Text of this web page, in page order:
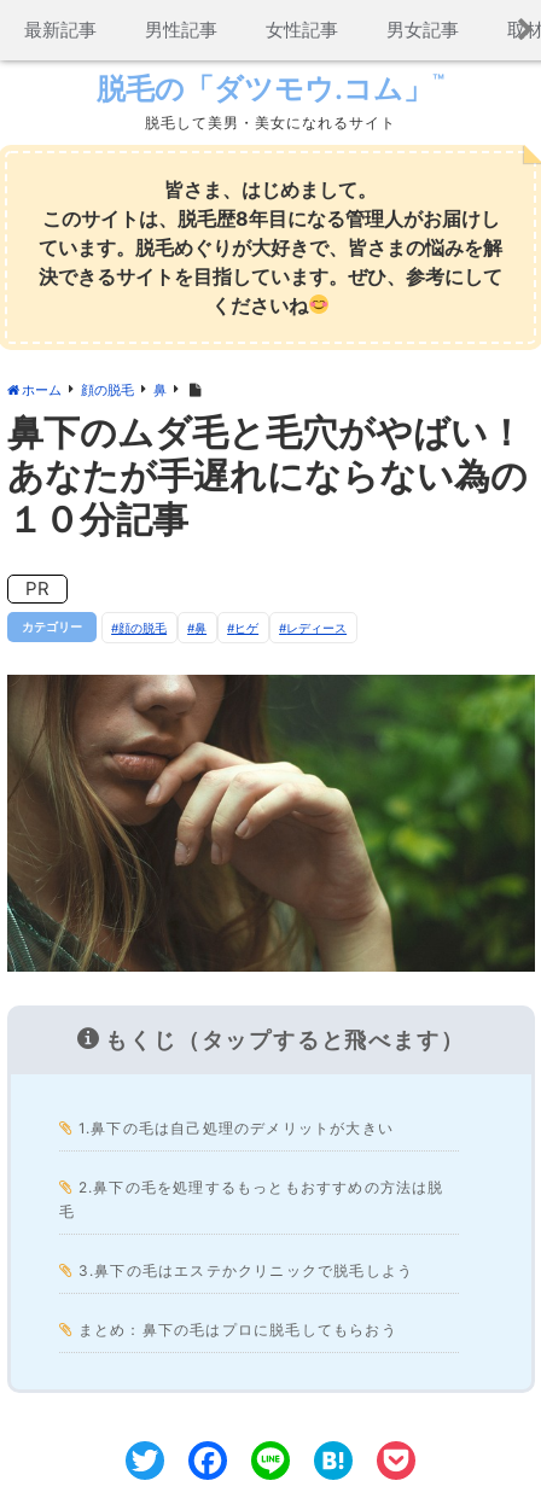
へ
ス
キ
ッ
プ
脱毛の「ダツモウ.コム」 ™
脱毛して美男・美女になれるサイト
皆さま、はじめまして。
このサイトは、脱毛歴8年目になる管理人がお届けし
ています。脱毛めぐりが大好きで、皆さまの悩みを解
決できるサイトを目指しています。ぜひ、参考にして
くださいね
ホーム 顔の脱毛 鼻
鼻下のムダ毛と毛穴がやばい！
あなたが手遅れにならない為の
１０分記事
PR
カテゴリー 顔の脱毛 鼻 ヒゲ レディース
もくじ（タップすると飛べます）
1.鼻下の毛は自己処理のデメリットが大きい
2.鼻下の毛を処理するもっともおすすめの方法は脱
毛
3.鼻下の毛はエステかクリニックで脱毛しよう
まとめ：鼻下の毛はプロに脱毛してもらおう
TwitterFacebook
Line Hatena
最新記事 男性記事 女性記事 男女記事 取